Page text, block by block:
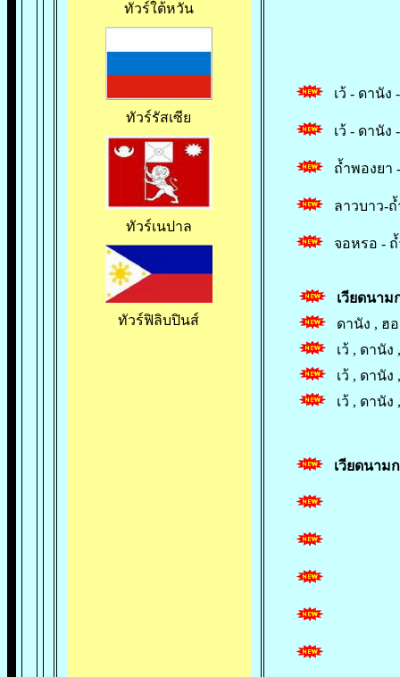
ทัวร์ใต้หวัน
ทัวร์รัสเซีย
ทัวร์เนปาล
ทัวร์ฟิลิบปินส์
เว้ - ดานัง
เว้ - ดานัง
ถ้ำพองยา
ลาวบาว-
จอหรอ - ถ้
เวียดนาม
ดานัง ,
เว้ , ดานั
เว้ , ดานั
เว้ , ดานั
เวียดนาม